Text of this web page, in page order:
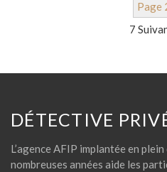
Page
7
DÉTECTIVE
L’agence AFIP implantée en
nombreuses années aide les